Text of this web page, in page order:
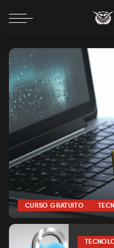
CURSO GRATUITO
Posted
por Alexia Silva